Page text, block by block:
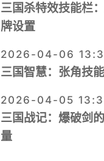
三国杀特效技能栏
牌设置
2026-04-06
三国智慧：张角技
2026-04-05
三国战记：爆破剑
量